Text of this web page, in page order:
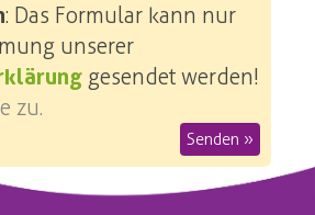
: Das Formular kann nur
unserer
gesendet werden!
zu.
Senden »